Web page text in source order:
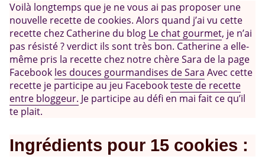
Voilà longtemps que je ne vous ai pas proposer une
nouvelle recette de cookies. Alors quand j’ai vu cette
recette chez Catherine du blog Le chat gourmet, je n’ai
pas résisté ? verdict ils sont très bon. Catherine a elle-
même pris la recette chez notre chère Sara de la page
Facebook les douces gourmandises de Sara Avec cette
recette je participe au jeu Facebookteste de recette
entre bloggeur. Je participe au défi en mai fait ce qu’il
te plait.
Ingrédients pour 15 cookies :